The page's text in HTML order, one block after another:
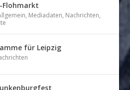
Flohmarkt
, Mediadaten, Nachrichten,
für Leipzig